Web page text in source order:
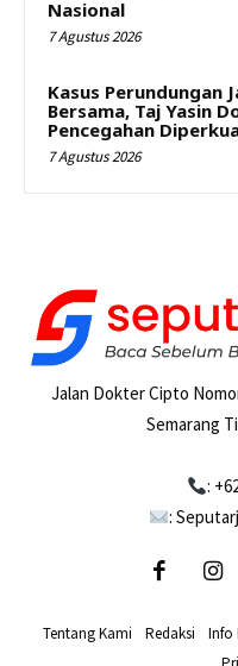
Nasional
7 Agustus 2026
Kasus Perundungan
Bersama, Taj Yasin
Pencegahan
7 Agustus 2026
Jalan Dokter Cipto
Semarang
:
:
Tentang Kami Redaksi Info